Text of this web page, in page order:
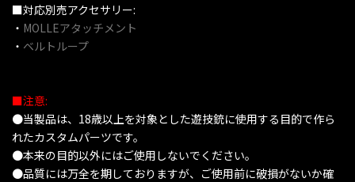
■対応別売アクセサリー:
・ MOLLEアタッチメント
・ ベルトループ
■注意:
●当製品は、18歳以上を対象とした遊技銃に使用する目的で作ら
れたカスタムパーツです。
●本来の目的以外にはご使用しないでください。
●品質には万全を期しておりますが、ご使用前に破損がないか確